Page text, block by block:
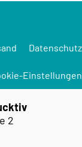
Datenschutz
Einstellungen
2